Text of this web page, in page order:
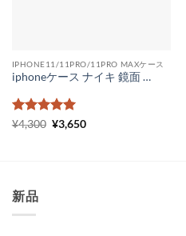
IPHONE11/11PRO/11PRO MAXケース
iphoneケース ナイキ 鏡面 アイフォンケース 11 アディダス iPhone11pro max ケース ミラータイプ nike iphonexsmax ケース 海外 Adidas iphone xr ケース 通販
5段階中5の
¥4,300 元
¥3,650現
新品